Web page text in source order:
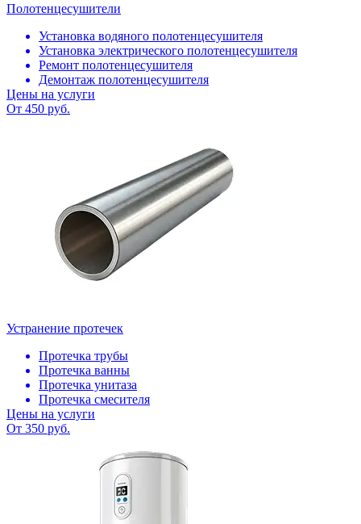
Полотенцесушители
Установка водяного полотенцесушителя
Установка электрического полотенцесушителя
Ремонт полотенцесушителя
Демонтаж полотенцесушителя
Цены на услуги
От 450 руб.
Устранение протечек
Протечка трубы
Протечка ванны
Протечка унитаза
Протечка смесителя
Цены на услуги
От 350 руб.